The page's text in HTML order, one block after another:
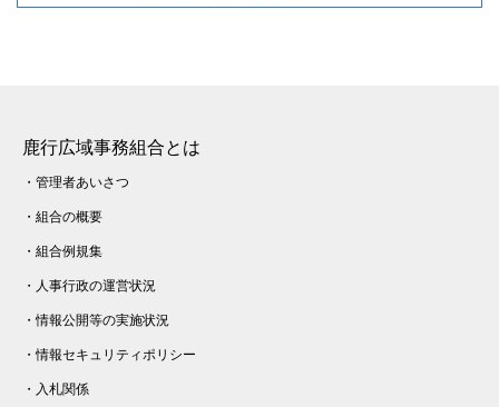
鹿行広域事務組合とは
・ 管理者あいさつ
・ 組合の概要
・ 組合例規集
・ 人事行政の運営状況
・情報公開等の実施状況
・情報セキュリティポリシー
・ 入札関係